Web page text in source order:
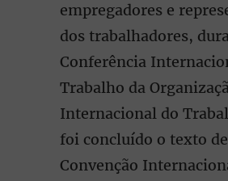
empregadores e
dos trabalhadores,
Conferência
Trabalho da
Internacional do
foi concluído o texto
Convenção